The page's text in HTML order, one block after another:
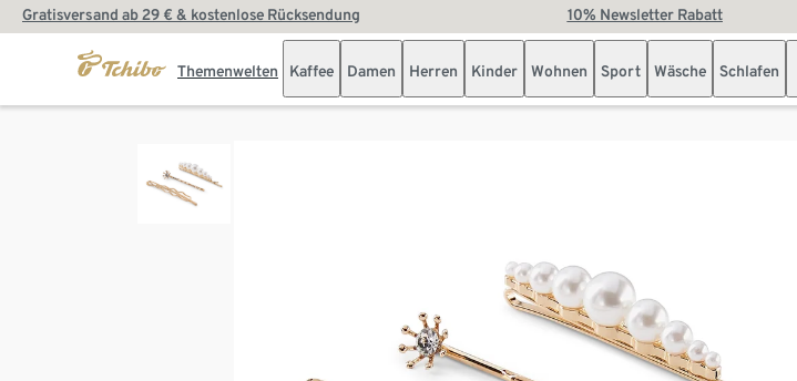
Gratisversand ab 29 € & kostenlose Rücksendung 10% Newsletter Rabatt
Themenwelten Kaffee Damen Herren Kinder Wohnen Sport Wäsche Schlafen